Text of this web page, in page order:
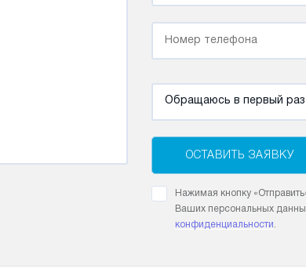
Обращаюсь в первый раз
ОСТАВИТЬ ЗАЯВКУ
Нажимая кнопку
Ваших персональных
конфиденциальности